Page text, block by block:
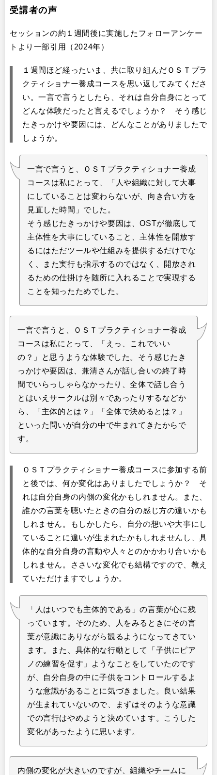
受講者の声
セッションの約１週間後に実施したフォローアンケー
トより一部引用（2024年）
１週間ほど経ったいま、共に取り組んだＯＳＴプラ
クティショナー養成コースを思い返してみてくださ
い。一言で言うとしたら、それは自分自身にとって
どんな体験だったと言えるでしょうか？ そう感じ
たきっかけや要因には、どんなことがありましたで
しょうか。
一言で言うと、ＯＳＴプラクティショナー養成
コースは私にとって、「人や組織に対して大事
にしていることは変わらないが、向き合い方を
見直した時間」でした。
そう感じたきっかけや要因は、OSTが徹底して
主体性を大事にしていること、主体性を開放す
るにはただツールや仕組みを提供するだけでな
く、また実行も指示するのではなく、開放され
るための仕掛けを随所に入れることで実現する
ことを知ったためでした。
一言で言うと、ＯＳＴプラクティショナー養成
コースは私にとって、「えっ、これでいい
の？」と思うような体験でした。そう感じたき
っかけや要因は、兼清さんが話し合いの終了時
間でいらっしゃらなかったり、全体で話し合う
とはいえサークルは別々であったりするなどか
ら、「主体的とは？」「全体で決めるとは？」
といった問いが自分の中で生まれてきたからで
す。
ＯＳＴプラクティショナー養成コースに参加する前
と後では、何か変化はありましたでしょうか？ そ
れは自分自身の内側の変化かもしれません。また、
誰かの言葉を聴いたときの自分の感じ方の違いかも
しれません。もしかしたら、自分の想いや大事にし
ていることに違いが生まれたかもしれませんし、具
体的な自分自身の言動や人々とのかかわり合いかも
しれません。ささいな変化でも結構ですので、教え
ていただけますでしょうか。
「人はいつでも主体的である」の言葉が心に残
っています。そのため、人をみるときにその言
葉が意識にありながら観るようになってきてい
ます。また、具体的な行動として「子供にピア
ノの練習を促す」ようなことをしていたのです
が、自分自身の中に子供をコントロールするよ
うな意識があることに気づきました。良い結果
が生まれていないので、まずはそのような意識
での言行はやめようと決めています。こうした
変化があったように思います。
内側の変化が大きいのですが、組織やチームに